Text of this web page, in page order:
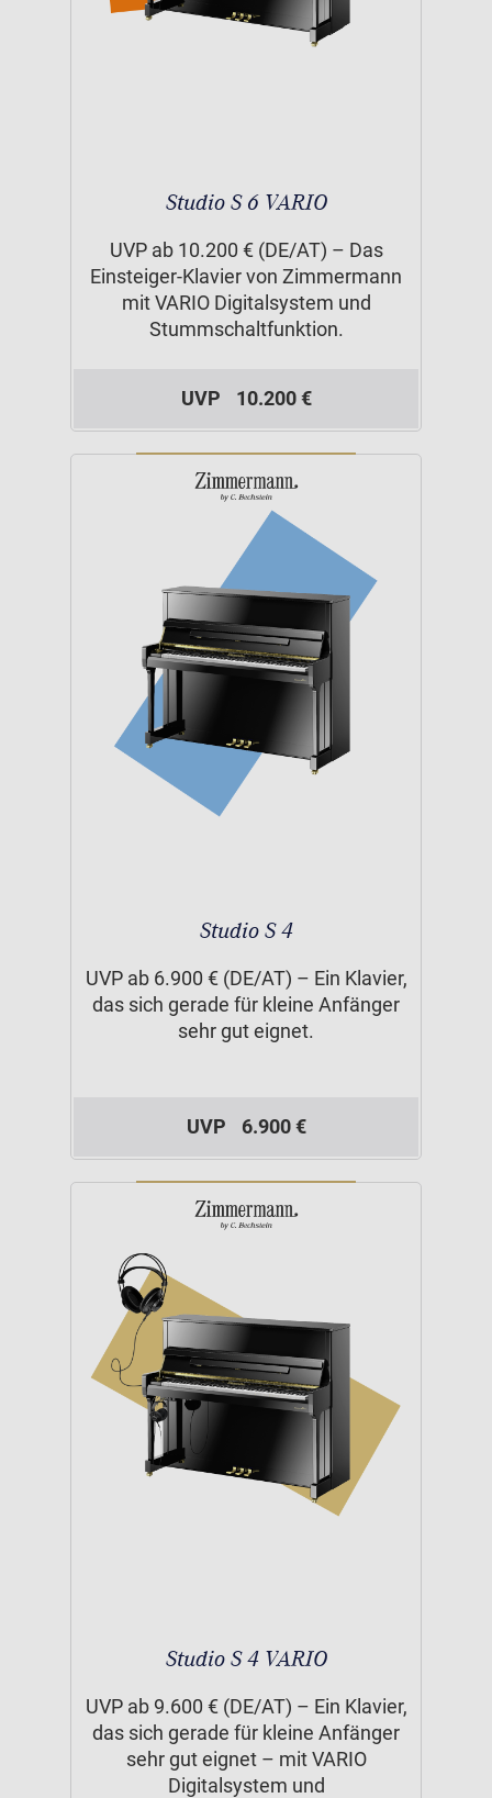
Studio S 6 VARIO
UVP ab 10.200 € (DE/AT) – Das
Einsteiger-Klavier von Zimmermann
mit VARIO Digitalsystem und
Stummschaltfunktion.
UVP 10.200 €
Studio S 4
UVP ab 6.900 € (DE/AT) – Ein Klavier,
das sich gerade für kleine Anfänger
sehr gut eignet.
UVP 6.900 €
Studio S 4 VARIO
UVP ab 9.600 € (DE/AT) – Ein Klavier,
das sich gerade für kleine Anfänger
sehr gut eignet – mit VARIO
Digitalsystem und